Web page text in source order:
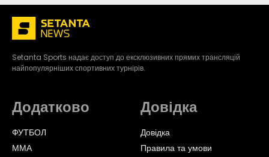
Setanta Sports надає доступ до ексклюзивних прямих трансляцій
найпопулярніших спортивних турнірів.
Додатково
ФУТБОЛ
ММА
Довідка
Довідка
Правила та умови